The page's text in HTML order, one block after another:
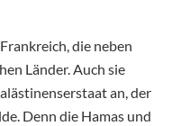
die neben
Länder. Auch sie
an, der
Denn die Hamas und